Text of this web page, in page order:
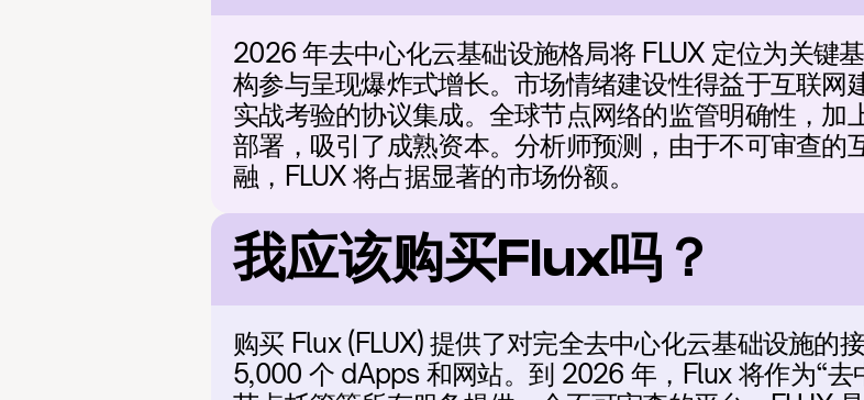
2026 年去中心化云基础设施格局将 FLUX 定位为关键
构参与呈现爆炸式增长。市场情绪建设性得益于互联网
实战考验的协议集成。全球节点网络的监管明确性，加
部署，吸引了成熟资本。分析师预测，由于不可审查的
融，FLUX 将占据显著的市场份额。
我应该购买Flux吗？
购买 Flux (FLUX) 提供了对完全去中心化云基础设施的
5,000 个 dApps 和网站。到 2026 年，Flux 将作为“去